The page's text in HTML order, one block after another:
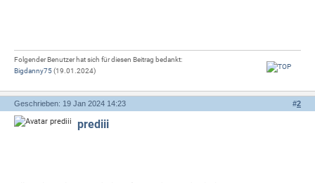
Folgender Benutzer hat sich für diesen Beitrag bedankt:
Bigdanny75(19.01.2024)
#2
Geschrieben: 19 Jan 2024 14:23
prediii